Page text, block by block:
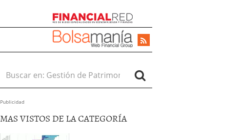
Buscar en:
Publicidad
MAS VISTOS DE LA CATEGORÍA